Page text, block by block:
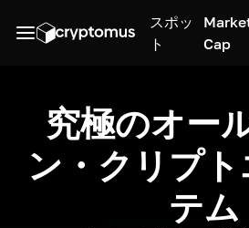
スポッ
ト
Cap
究極のオー
ン・クリプ
テム